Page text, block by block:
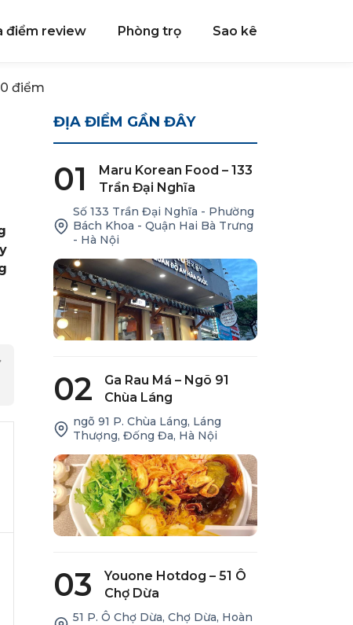
điểm review Phòng trọ Sao kê
điểm
ĐỊA ĐIỂM GẦN ĐÂY
01
Maru Korean Food – 133
Trần Đại Nghĩa
Số 133 Trần Đại Nghĩa - Phường
Bách Khoa - Quận Hai Bà Trưng
- Hà Nội
02
Ga Rau Má – Ngõ 91
Chùa Láng
ngõ 91 P. Chùa Láng, Láng
Thượng, Đống Đa, Hà Nội
03
Youone Hotdog – 51 Ô
Chợ Dừa
51 P. Ô Chợ Dừa, Chợ Dừa, Hoàn